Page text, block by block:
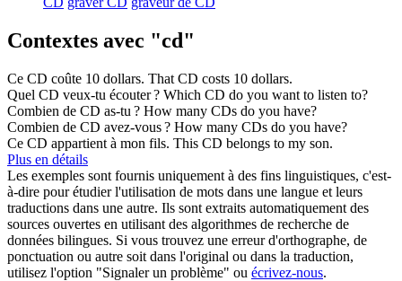
Contextes avec "cd"
Ce CD coûte 10 dollars. That CD costs 10 dollars.
Quel CD veux-tu écouter ? Which CD do you want to listen to?
Combien de CD as-tu ? How many CDs do you have?
Combien de CD avez-vous ? How many CDs do you have?
Ce CD appartient à mon fils. This CD belongs to my son.
Plus en détails
Les exemples sont fournis uniquement à des fins linguistiques, c'est-
à-dire pour étudier l'utilisation de mots dans une langue et leurs
traductions dans une autre. Ils sont extraits automatiquement des
sources ouvertes en utilisant des algorithmes de recherche de
données bilingues. Si vous trouvez une erreur d'orthographe, de
ponctuation ou autre soit dans l'original ou dans la traduction,
utilisez l'option "Signaler un problème" ou écrivez-nous.